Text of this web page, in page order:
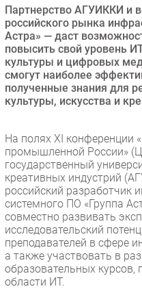
Гаджеты
Здоровье
РАЗДЕЛЫ
Новости
Интервью
Мероприятия
Проекты
IT класс
Тестовый стенд
Каталог компаний
Партнерство АГУИККИ и
российского рынка
Астра» — даст
повысить свой уровень
культуры и цифровых
смогут наиболее
полученные знания для
культуры, искусства и
На полях XI конференции
промышленной России»
государственный
креативных индустрий
российский разработчик
системного ПО «Группа
совместно развивать
исследовательский
преподавателей в сфере
а также участвовать в
образовательных курсов,
области ИТ.